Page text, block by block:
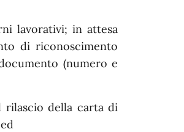
lavorativi; in attesa
di riconoscimento
(numero e
rilascio della carta di